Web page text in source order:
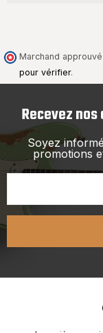
Marchand
pour vérifier.
Recevez
Soyez
promotions